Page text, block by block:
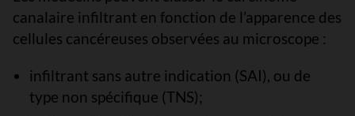
canalaire infiltrant en fonction de l’apparence des
cellules cancéreuses observées au microscope :
infiltrant sans autre indication (SAI), ou de
type non spécifique (TNS);